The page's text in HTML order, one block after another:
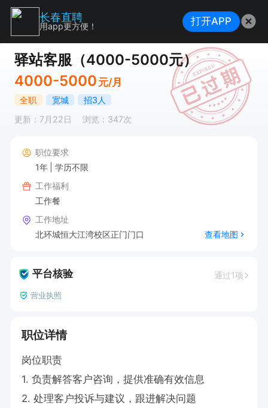
驿站客服（4000-5000元）
4000-5000 元/月
全职 宽城
招3人
更新：7月22日
浏览：347次
职位要求
1年
学历不限
工作福利
工作餐
工作地址
北环城恒大江湾校区正门门口
查看地图
平台核验 通过1项
营业执照
职位详情
岗位职责
1. 负责解答客户咨询，提供准确有效信息
2. 处理客户投诉与建议，跟进解决问题
长春直聘
用app更方便！ 打开APP